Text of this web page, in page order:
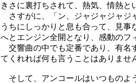
きさに裏打ちされて、熱気、情熱と
さすがに、「ン、ジャジャジャジ
うちにしっかりと息も合って、見
へとエンジン全開となり、感動のフ
交響曲の中でも定番であり、有名
てくれれば何も言うことはありませ
そして、アンコールはいつものよ